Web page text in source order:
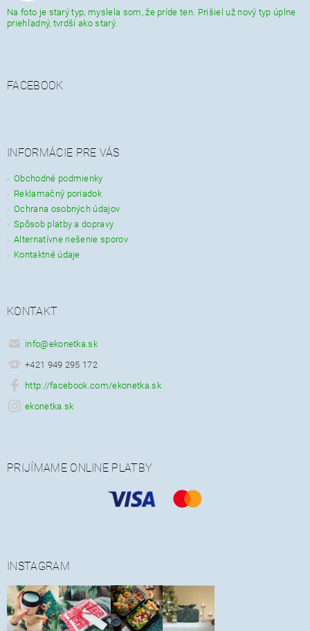
Na foto je starý typ, myslela som, že príde ten. Prišiel už nový typ úplne
priehľadný, tvrdší ako starý.
FACEBOOK
INFORMÁCIE PRE VÁS
Obchodné podmienky
Reklamačný poriadok
Ochrana osobných údajov
Spôsob platby a dopravy
Alternatívne riešenie sporov
Kontaktné údaje
KONTAKT
info@ekonetka.sk
+421 949 295 172
http://facebook.com/ekonetka.sk
ekonetka.sk
PRIJÍMAME ONLINE PLATBY
INSTAGRAM